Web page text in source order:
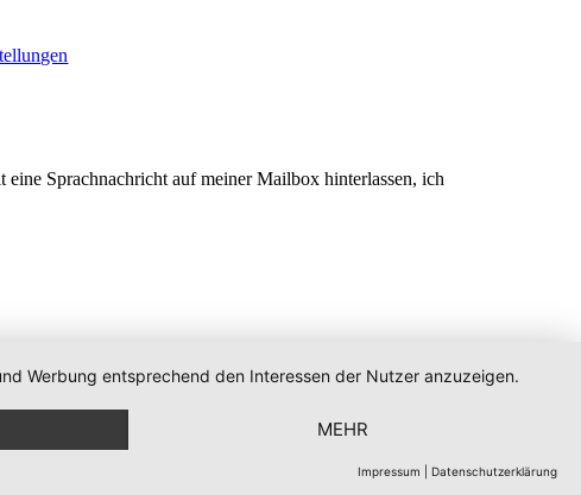
Sprachnachricht auf meiner Mailbox hinterlassen, ich
Werbung entsprechend den Interessen der Nutzer anzuzeigen.
MEHR
Impressum Datenschutzerklärung